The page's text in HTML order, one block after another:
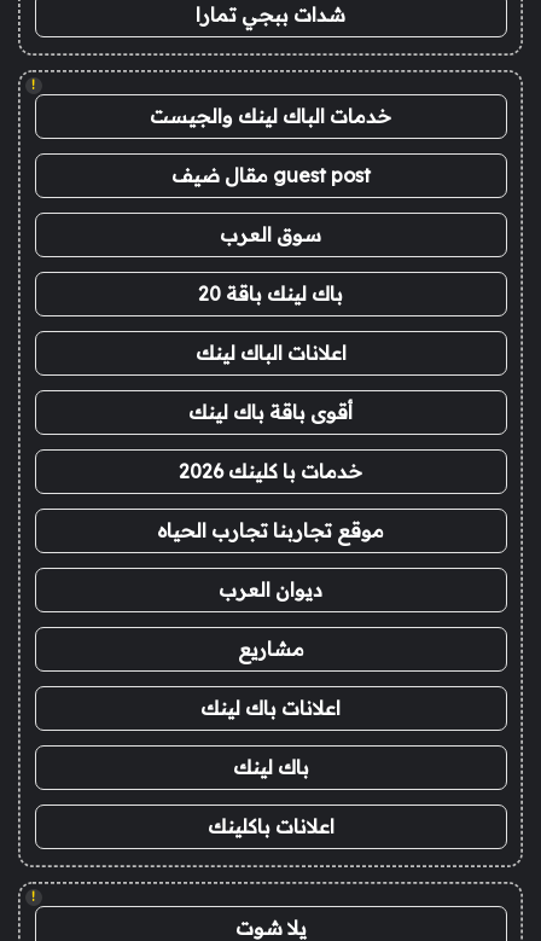
شدات ببجي تمارا
!
خدمات الباك لينك والجيست
guest post مقال ضيف
سوق العرب
باك لينك باقة 20
اعلانات الباك لينك
أقوى باقة باك لينك
خدمات با كلينك 2026
موقع تجاربنا تجارب الحياه
ديوان العرب
مشاريع
اعلانات باك لينك
باك لينك
اعلانات باكلينك
!
يلا شوت